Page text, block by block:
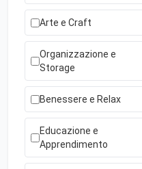
Arte e Craft
Organizzazione e
Storage
Benessere e Relax
Educazione e
Apprendimento